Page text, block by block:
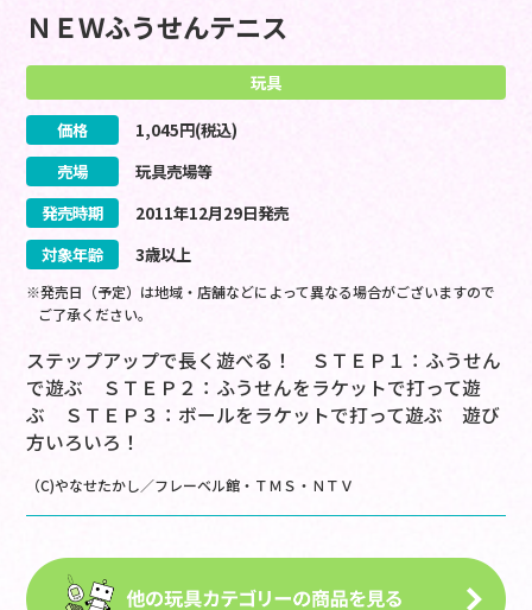
ＮＥＷふうせんテニス
玩具
価格 1,045円(税込)
売場
玩具売場等
発売時期
2011年12月29日発売
対象年齢
3歳以上
※発売日（予定）は地域・店舗などによって異なる場合がございますので
ご了承ください。
ステップアップで長く遊べる！ ＳＴＥＰ１：ふうせん
で遊ぶ ＳＴＥＰ２：ふうせんをラケットで打って遊
ぶ ＳＴＥＰ３：ボールをラケットで打って遊ぶ 遊び
方いろいろ！
（C)やなせたかし／フレーベル館・ＴＭＳ・ＮＴＶ